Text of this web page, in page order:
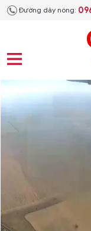
Đường dây nóng: